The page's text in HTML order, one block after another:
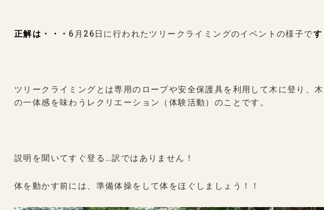
正解は・・・ 6月26日に行われたツリークライミングのイベントの様子です
ツリークライミングとは専用のロープや安全保護具を利用して木に登り、
の一体感を味わうレクリエーション（体験活動）のことです。
説明を聞いてすぐ登る…訳ではありません！
体を動かす前には、準備体操をして体をほぐしましょう！！